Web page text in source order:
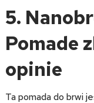
5.
Pomade
opinie
Ta pomada do brwi